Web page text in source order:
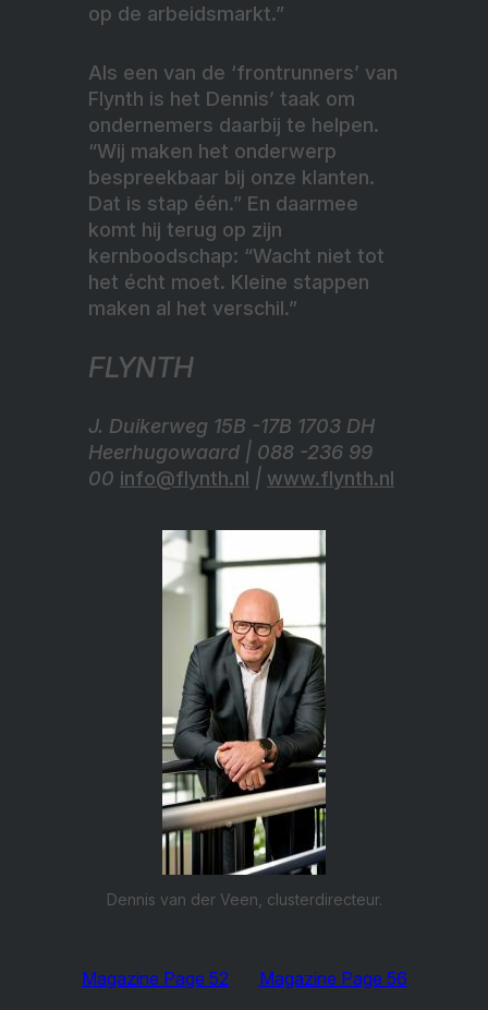
op de arbeidsmarkt.”
Als een van de ‘frontrunners’ van
Flynth is het Dennis’ taak om
ondernemers daarbij te helpen.
“Wij maken het onderwerp
bespreekbaar bij onze klanten.
Dat is stap één.” En daarmee
komt hij terug op zijn
kernboodschap: “Wacht niet tot
het écht moet. Kleine stappen
maken al het verschil.”
FLYNTH
J. Duikerweg 15B -17B 1703 DH
Heerhugowaard | 088 -236 99
00 info@flynth.nl | www.flynth.nl
Dennis van der Veen, clusterdirecteur.
Magazine Page 52 Magazine Page 56